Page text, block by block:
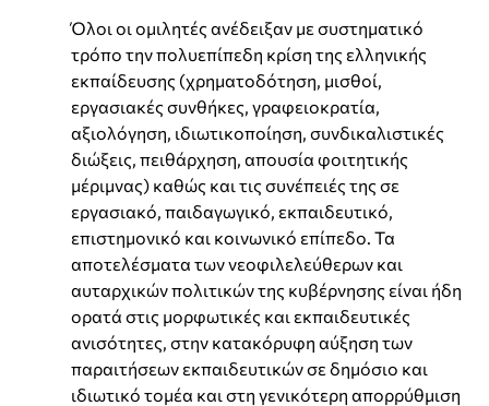
Όλοι οι ομιλητές ανέδειξαν με συστηματικό
τρόπο την πολυεπίπεδη κρίση της ελληνικής
εκπαίδευσης (χρηματοδότηση, μισθοί,
εργασιακές συνθήκες, γραφειοκρατία,
αξιολόγηση, ιδιωτικοποίηση, συνδικαλιστικές
διώξεις, πειθάρχηση, απουσία φοιτητικής
μέριμνας) καθώς και τις συνέπειές της σε
εργασιακό, παιδαγωγικό, εκπαιδευτικό,
επιστημονικό και κοινωνικό επίπεδο. Τα
αποτελέσματα των νεοφιλελεύθερων και
αυταρχικών πολιτικών της κυβέρνησης είναι ήδη
ορατά στις μορφωτικές και εκπαιδευτικές
ανισότητες, στην κατακόρυφη αύξηση των
παραιτήσεων εκπαιδευτικών σε δημόσιο και
ιδιωτικό τομέα και στη γενικότερη απορρύθμιση